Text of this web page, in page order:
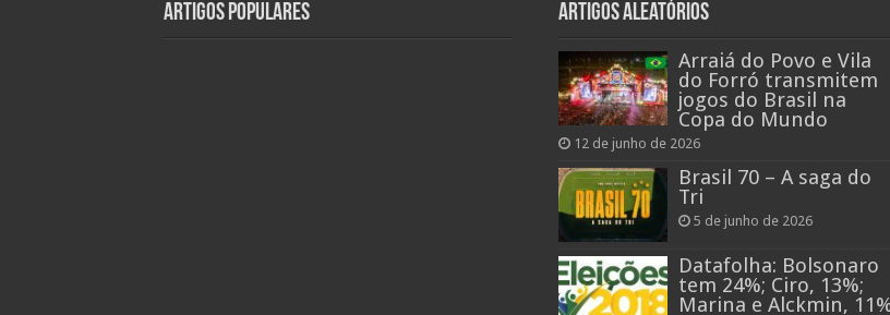
Artigos populares Artigos aleatórios
Arraiá do Povo e Vila
do Forró transmitem
jogos do Brasil na
Copa do Mundo
12 de junho de 2026
Brasil 70 – A saga do
Tri
5 de junho de 2026
Datafolha: Bolsonaro
tem 24%; Ciro, 13%;
Marina e Alckmin,